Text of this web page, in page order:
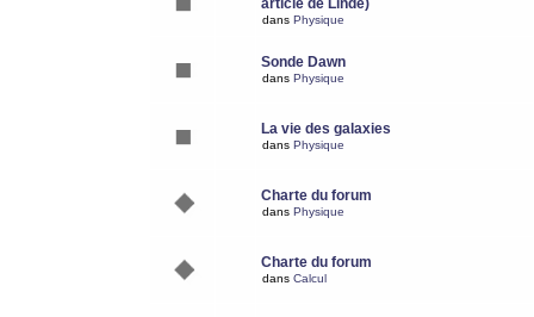
article de Linde)
dans Physique
Sonde Dawn
dans Physique
La vie des galaxies
dans Physique
Charte du forum
dans Physique
Charte du forum
dans Calcul